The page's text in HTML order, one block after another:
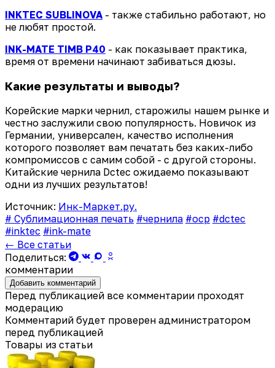
INKTEC SUBLINOVA - также стабильно работают, но
не любят простой.
INK-MATE TIMB P40 - как показывает практика,
время от времени начинают забиваться дюзы.
Какие результаты и выводы?
Корейские марки чернил, старожилы нашем рынке и
честно заслужили свою популярность. Новичок из
Германии, универсален, качество исполнения
которого позволяет вам печатать без каких-либо
компромиссов с самим собой - с другой стороны.
Китайские чернила Dctec ожидаемо показывают
одни из лучших результатов!
Источник: Инк-Маркет.ру.
# Сублимационная печать #чернила #ocp #dctec
#inktec #ink-mate
← Все статьи
Поделиться:
комментарии
Добавить комментарий
Перед публикацией все комментарии проходят
модерацию
Комментарий будет проверен администратором
перед публикацией
Товары из статьи